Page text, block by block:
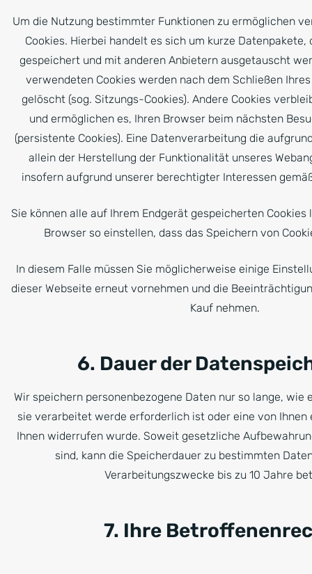
Um die Nutzung bestimmter Funktionen zu ermöglichen
Cookies. Hierbei handelt es sich um kurze Datenpakete,
gespeichert und mit anderen Anbietern ausgetauscht
verwendeten Cookies werden nach dem Schließen
gelöscht (sog. Sitzungs-Cookies). Andere Cookies
und ermöglichen es, Ihren Browser beim nächsten
(persistente Cookies). Eine Datenverarbeitung die
allein der Herstellung der Funktionalität unseres
insofern aufgrund unserer berechtigter Interessen gemäß
Sie können alle auf Ihrem Endgerät gespeicherten Cookies
Browser so einstellen, dass das Speichern von
In diesem Falle müssen Sie möglicherweise einige
dieser Webseite erneut vornehmen und die
Kauf nehmen.
6. Dauer der
Wir speichern personenbezogene Daten nur so lange, wie
sie verarbeitet werde erforderlich ist oder eine von
Ihnen widerrufen wurde. Soweit gesetzliche
sind, kann die Speicherdauer zu bestimmten
Verarbeitungszwecke bis zu 10 Jahre
7. Ihre